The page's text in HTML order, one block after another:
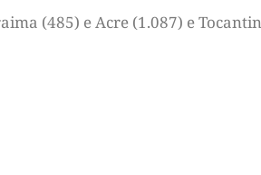
(485) e Acre (1.087) e